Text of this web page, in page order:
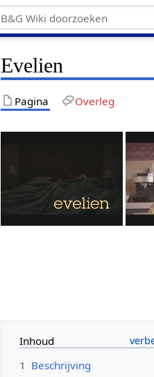
Evelien
Pagina Overleg
Inhoud
1 Beschrijving